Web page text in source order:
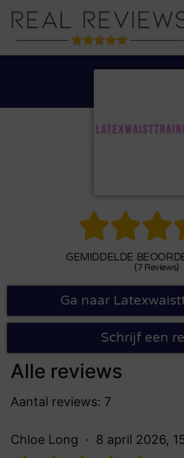

GEMIDDELDE
(7 Reviews)
Ga naar
Schrijf een
Alle reviews
Aantal reviews: 7
Chloe Long 8 april 2026,